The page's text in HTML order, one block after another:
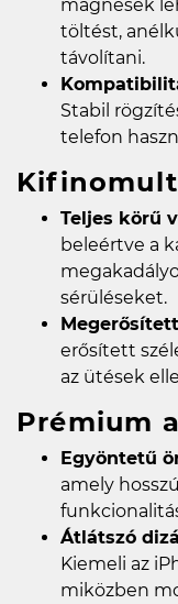
mágnesek
töltést,
távolítani.
Stabil
telefon
Teljes körű
beleértve a
sérüléseket.
erősített
az ütések
Prémium
Egyöntetű
amely
Átlátszó
Kiemeli az
miközben